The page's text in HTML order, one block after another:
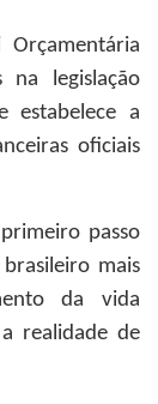
na legislação
estabelece a
oficiais
passo
mais
da vida
realidade de